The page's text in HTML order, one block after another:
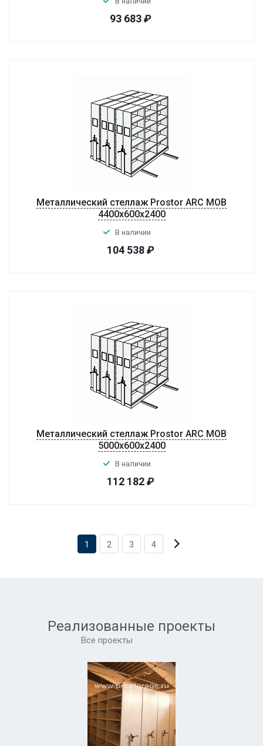
93 683₽
Металлический стеллаж Prostor ARC MOB
4400x600x2400
В наличии
104 538₽
Металлический стеллаж Prostor ARC MOB
5000x600x2400
В наличии
112 182₽
1 2 3 4
Реализованные проекты
Все проекты